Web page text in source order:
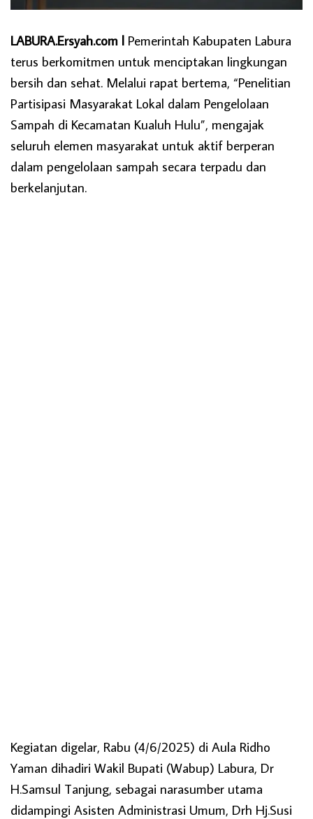
LABURA.Ersyah.com l Pemerintah Kabupaten Labura
terus berkomitmen untuk menciptakan lingkungan
bersih dan sehat. Melalui rapat bertema, “Penelitian
Partisipasi Masyarakat Lokal dalam Pengelolaan
Sampah di Kecamatan Kualuh Hulu”, mengajak
seluruh elemen masyarakat untuk aktif berperan
dalam pengelolaan sampah secara terpadu dan
berkelanjutan.
Kegiatan digelar, Rabu (4/6/2025) di Aula Ridho
Yaman dihadiri Wakil Bupati (Wabup) Labura, Dr
H.Samsul Tanjung, sebagai narasumber utama
didampingi Asisten Administrasi Umum, Drh Hj.Susi